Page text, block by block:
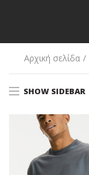
Αρχική σελίδα
SHOW SIDEBAR